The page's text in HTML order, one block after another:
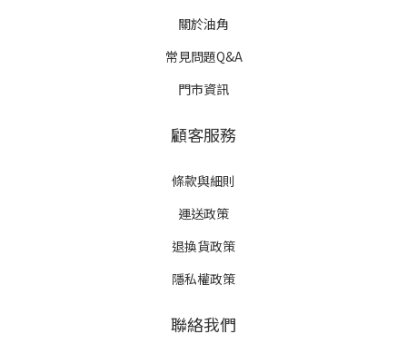
關於油角
常見問題Q&A
門市資訊
顧客服務
條款與細則
運送政策
退換貨政策
隱私權政策
聯絡我們